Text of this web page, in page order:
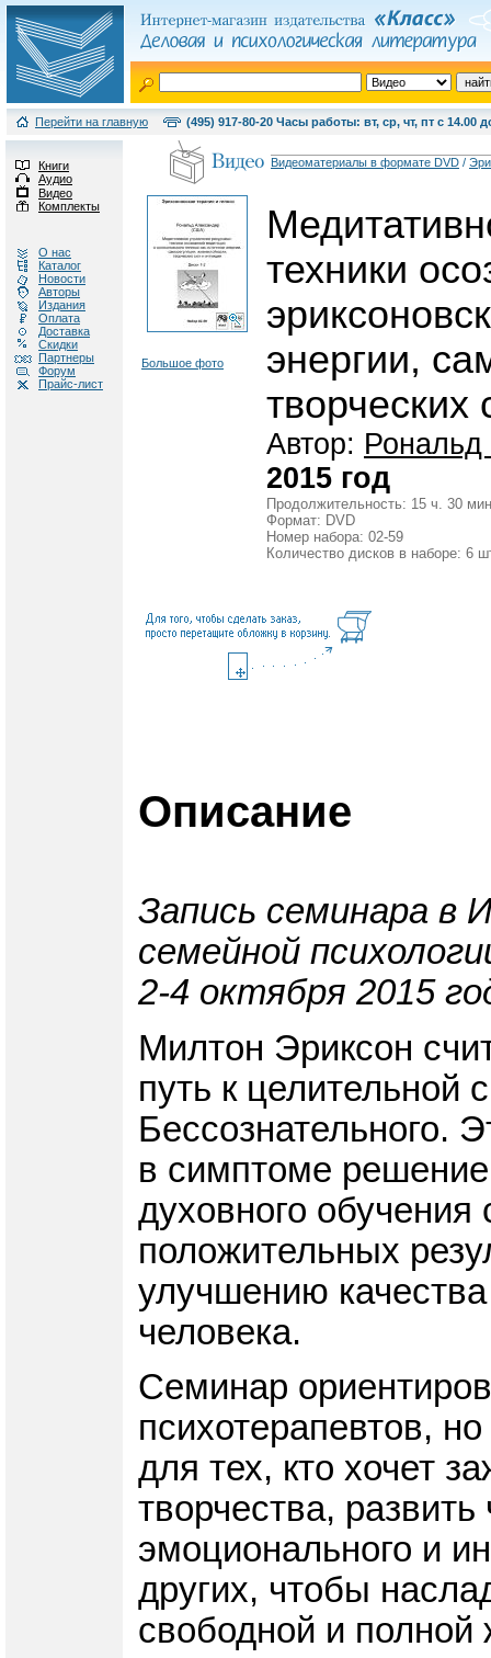
Перейти на главную (495) 917-80-20 Часы работы: вт, ср, чт, пт с 14.00
Книги
Аудио
Видео
Комплекты
О нас
Каталог
Новости
Авторы
Издания
Оплата
Доставка
Скидки
Партнеры
Форум
Прайс-лист
Видеоматериалы в формате DVD /
Большое фото
техники
энергии,
творческих
Автор: Рональд
2015 год
Продолжительность: 15 ч. 30
Формат: DVD
Номер набора: 02-59
Количество дисков в наборе: 6
Описание
Запись семинара в
семейной
2-4 октября 2015
Милтон Эриксон
путь к целительной
Бессознательного.
в симптоме решение
духовного
положительных
улучшению
человека.
Семинар
психотерапевтов,
для тех, кто хочет
творчества,
эмоционального и
других, чтобы
свободной и полной